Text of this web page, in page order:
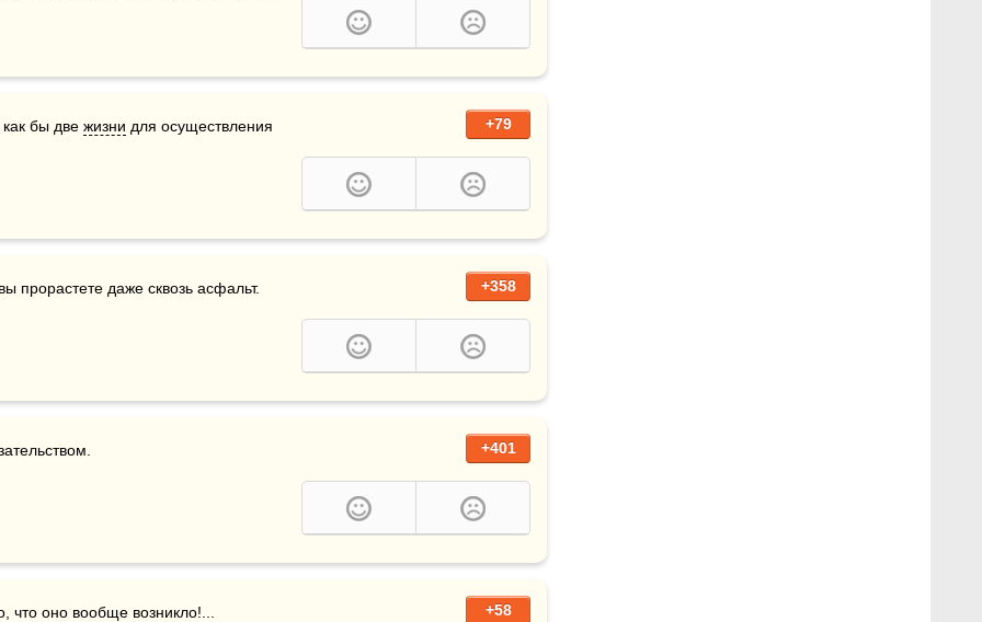
+79
бы две жизни для осуществления
+358
прорастете даже сквозь асфальт.
+401
+58
что оно вообще возникло!...